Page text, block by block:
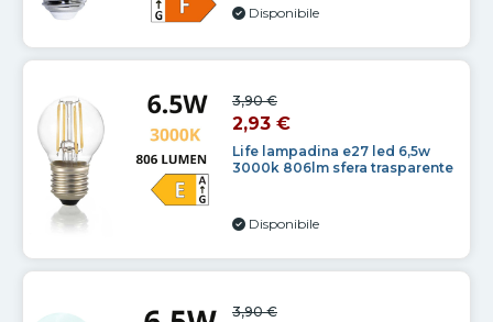
Disponibile
Life lampadina e27 led 6,5w
3000k 806lm sfera trasparente
3,90 €
2,93 €
Disponibile
3,90 €